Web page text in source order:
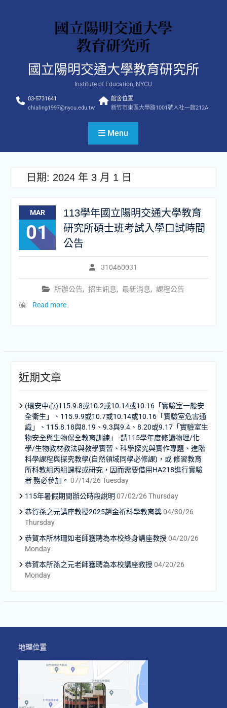
國立陽明交通大學教育研究所
Institute of Education, NYCU
03-5731641
chialing1997@nycu.edu.tw
館舍位置
新竹市東區大學路1001號人社一館212A
Menu
日期: 2024 年 3 月 1 日
MAR
01
113學年國立陽明交通大學教育
研究所碩士班考試入學口試時間
公告
310460031
所辦公告, 招生訊息, 最新消息, 課程公告
碩
Read more
近期文章
(環安中心)115.9.8或10.2或10.14或10.16「實驗室一般安
全衛生」、115.9.9或10.7或10.14或10.16「實驗室危害通
識」、115.8.18與8.19、9.3與9.4、8.20或9.17「實驗室生
物安全與生物保全教育訓練」 -請115學年度修讀物理/化
學/生物教材教法與教學實習、科學探究與實作專題、進階
科學課程與探究教學(自然領域同學必修課)，或 修習教育
所科教組丙組課程或研究，因而需要借用HA218進行實驗
者 務必參加。 07/14/26 Tuesday
115年暑假期間辦公時段說明 07/02/26 Thursday
恭賀孫之元講座教授2025趙金祈科學教育獎 04/30/26
Thursday
恭賀本所林珊如老師獲聘為本校終身講座教授 04/20/26
Monday
恭賀本所孫之元老師獲聘為本校講座教授 04/20/26
Monday
地理位置